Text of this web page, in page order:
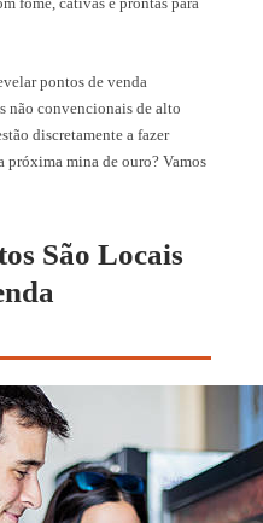
pontos de venda
não convencionais de alto
discretamente a fazer
próxima mina de ouro? Vamos
São Locais